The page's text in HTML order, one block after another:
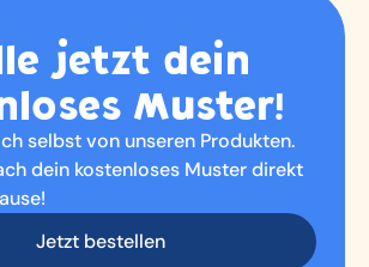
jetzt dein
Muster!
selbst von unseren Produkten.
dein kostenloses Muster direkt
Jetzt bestellen